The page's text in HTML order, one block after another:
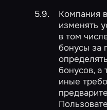
Компания
изменять
в том
бонусы за
бонусов, а
иные